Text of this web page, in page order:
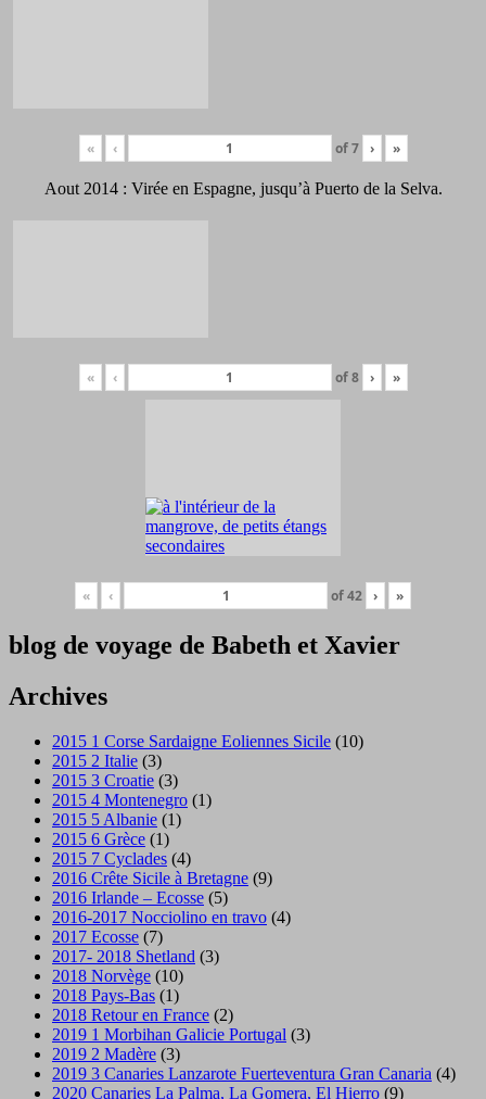
« ‹ of7 › »
Aout 2014 : Virée en Espagne, jusqu’à Puerto de la Selva.
« ‹ of8 › »
« ‹ of42 › »
blog de voyage de Babeth et Xavier
Archives
2015 1 Corse Sardaigne Eoliennes Sicile (10)
2015 2 Italie (3)
2015 3 Croatie (3)
2015 4 Montenegro (1)
2015 5 Albanie (1)
2015 6 Grèce (1)
2015 7 Cyclades (4)
2016 Crête Sicile à Bretagne (9)
2016 Irlande – Ecosse (5)
2016-2017 Nocciolino en travo (4)
2017 Ecosse (7)
2017- 2018 Shetland (3)
2018 Norvège (10)
2018 Pays-Bas (1)
2018 Retour en France (2)
2019 1 Morbihan Galicie Portugal (3)
2019 2 Madère (3)
2019 3 Canaries Lanzarote Fuerteventura Gran Canaria (4)
2020 Canaries La Palma, La Gomera, El Hierro (9)